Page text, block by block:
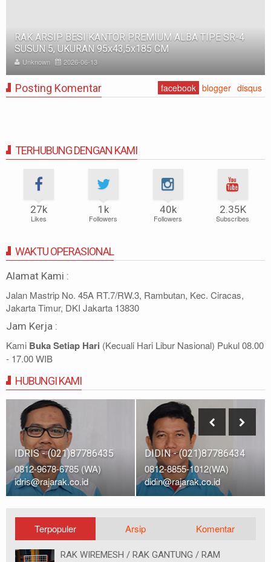
RAK ARSIP BESI KANTOR PREMIUM ALBA TIPE SR-4
SUSUN 5, UKURAN 95x43,5x185 CM
Unknown 2026-06-13
Posting Komentar facebook blogger disqus
TERHUBUNG DENGAN KAMI
27k
Likes
1k
Followers
40k
Followers
2.35K
Subscribes
WAKTU OPERASIONAL
Alamat Kami :
Jalan Mastrip No. 45A RT.7/RW.3, Rambutan, Kec. Ciracas,
Jakarta Timur, DKI Jakarta 13830
Jam Kerja :
Kami Buka Setiap Hari (Kecuali Hari Libur Nasional) Pukul 08.00
- 17.00 WIB
HUBUNGI KAMI
IDRIS - (021)87786435
0812-9678-6785 (WA)
idris@rajarak.co.id
DIDIN - (021)87786434
0812-8855-1012(WA)
didin@rajarak.co.id
Terpopuler Arsip Komentar
RAK WIREMESH / RAK GANTUNG / RAM